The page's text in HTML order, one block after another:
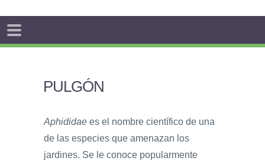
PULGÓN
Aphididae es el nombre científico de una
de las especies que amenazan los
jardines. Se le conoce popularmente